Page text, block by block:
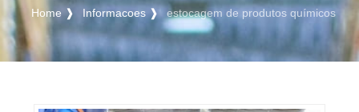
Home ❱ Informacoes ❱ estocagem de produtos químicos